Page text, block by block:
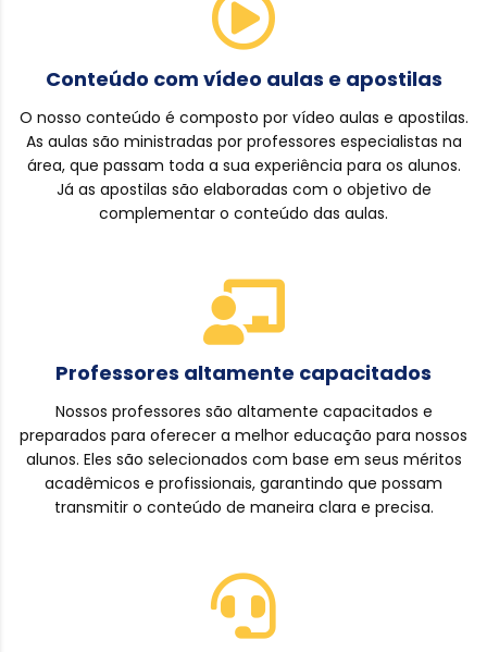
Conteúdo com vídeo aulas e apostilas
O nosso conteúdo é composto por vídeo aulas e apostilas.
As aulas são ministradas por professores especialistas na
área, que passam toda a sua experiência para os alunos.
Já as apostilas são elaboradas com o objetivo de
complementar o conteúdo das aulas.
Professores altamente capacitados
Nossos professores são altamente capacitados e
preparados para oferecer a melhor educação para nossos
alunos. Eles são selecionados com base em seus méritos
acadêmicos e profissionais, garantindo que possam
transmitir o conteúdo de maneira clara e precisa.